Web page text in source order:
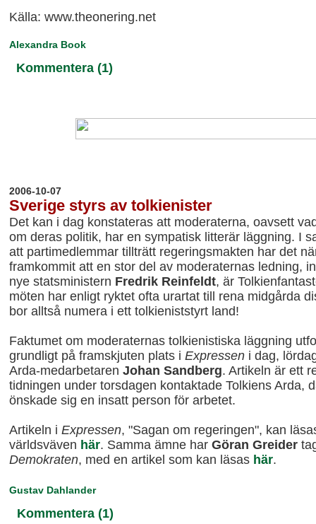
Källa: www.theonering.net
Alexandra Book
Kommentera (1)
2006-10-07
Sverige styrs av tolkienister
Det kan i dag konstateras att moderaterna, oavsett
om deras politik, har en sympatisk litterär läggning. I
att partimedlemmar tillträtt regeringsmakten har det
framkommit att en stor del av moderaternas ledning,
nye statsministern Fredrik Reinfeldt, är
möten har enligt ryktet ofta urartat till rena midgårda
bor alltså numera i ett tolkieniststyrt land!
Faktumet om moderaternas tolkienistiska läggning
grundligt på framskjuten plats i Expressen i dag,
Arda-medarbetaren Johan Sandberg. Artikeln är ett
tidningen under torsdagen kontaktade Tolkiens Arda,
önskade sig en insatt person för arbetet.
Artikeln i Expressen, "Sagan om regeringen", kan
världsväven här. Samma ämne har Göran Greider
Demokraten, med en artikel som kan läsas här.
Gustav Dahlander
Kommentera (1)